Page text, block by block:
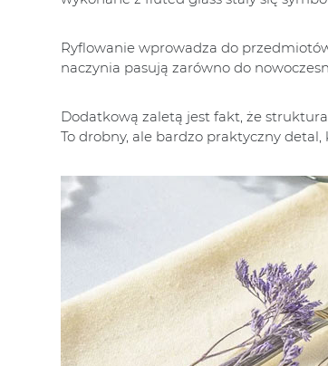
Ryflowanie wprowadza do
naczynia pasują zarówno do
Dodatkową zaletą jest fakt, że
To drobny, ale bardzo praktyczny